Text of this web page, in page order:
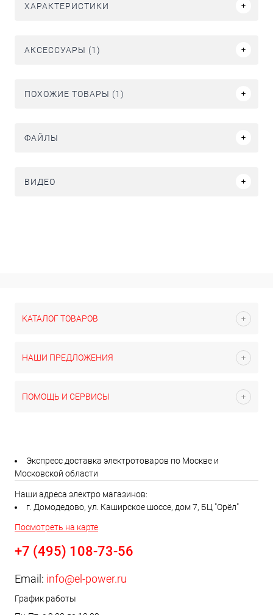
ХАРАКТЕРИСТИКИ
АКСЕССУАРЫ (1)
ПОХОЖИЕ ТОВАРЫ (1)
ФАЙЛЫ
ВИДЕО
КАТАЛОГ ТОВАРОВ
НАШИ ПРЕДЛОЖЕНИЯ
ПОМОЩЬ И СЕРВИСЫ
Экспресс доставка электротоваров по Москве и
Московской области
Наши адреса электро магазинов:
г. Домодедово, ул. Каширское шоссе, дом 7, БЦ "Орёл"
Посмотреть на карте
+7 (495) 108-73-56
Email: info@el-power.ru
График работы